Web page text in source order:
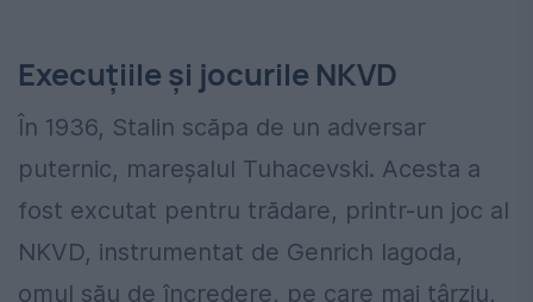
Execuțiile și jocurile NKVD
În 1936, Stalin scăpa de un adversar
puternic, mareșalul Tuhacevski. Acesta a
fost excutat pentru trădare, printr-un joc al
NKVD, instrumentat de Genrich Iagoda,
omul său de încredere, pe care mai târziu,